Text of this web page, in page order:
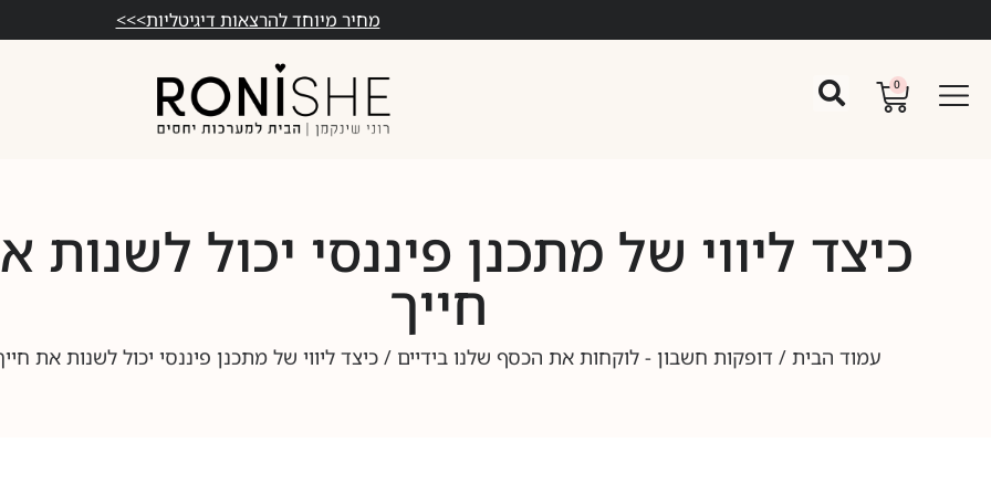
מחיר מיוחד להרצאות דיגיטליות>>>
0
כיצד ליווי של מתכנן פיננסי יכול לשנות
חייך
עמוד הבית / דופקות חשבון - לוקחות את הכסף שלנו בידיים / כיצד ליווי של מתכנן פיננסי יכול לשנות את